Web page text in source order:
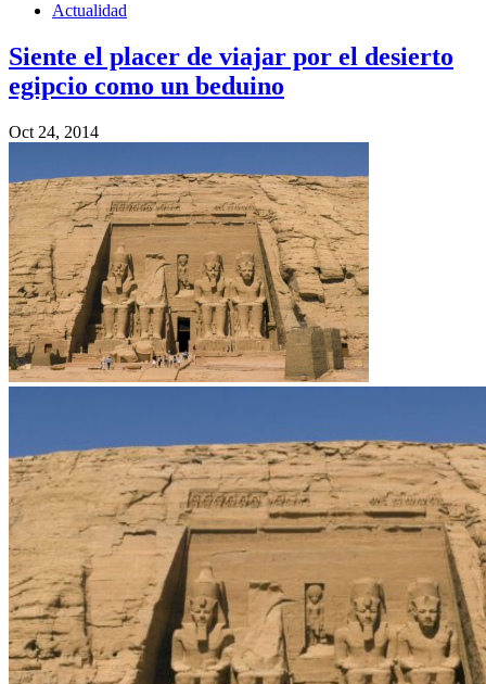
Actualidad
Siente el placer de viajar por el desierto
egipcio como un beduino
Oct 24, 2014